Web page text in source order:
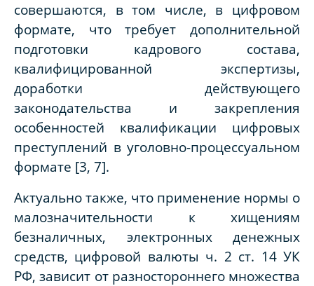
совершаются, в том числе, в цифровом
формате, что требует дополнительной
подготовки кадрового состава,
квалифицированной экспертизы,
доработки действующего
законодательства и закрепления
особенностей квалификации цифровых
преступлений в уголовно-процессуальном
формате [3, 7].
Актуально также, что применение нормы о
малозначительности к хищениям
безналичных, электронных денежных
средств, цифровой валюты ч. 2 ст. 14 УК
РФ, зависит от разностороннего множества